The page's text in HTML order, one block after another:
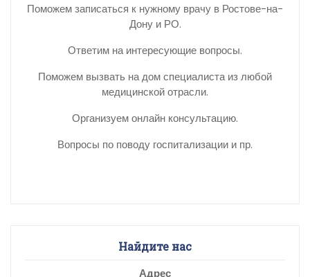
Поможем записаться к нужному врачу в Ростове-на-
Дону и РО.
Ответим на интересующие вопросы.
Поможем вызвать на дом специалиста из любой
медицинской отрасли.
Организуем онлайн консультацию.
Вопросы по поводу госпитализации и пр.
Найдите нас
Адрес